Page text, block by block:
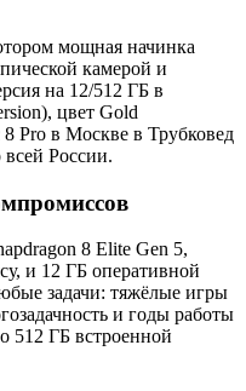
мощная начинка
камерой и
на 12/512 ГБ в
цвет Gold
Pro в Москве в Трубковед
России.
8 Elite Gen 5,
и 12 ГБ оперативной
задачи: тяжёлые игры
и годы работы
512 ГБ встроенной